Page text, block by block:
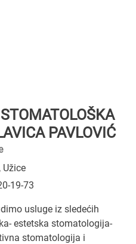
PAVLOVIĆ
Užice
19-73
usluge iz sledećih
estetska stomatologija-
stomatologija i